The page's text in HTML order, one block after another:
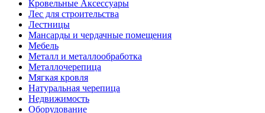
Кровельные Аксессуары
Лес для строительства
Лестницы
Мансарды и чердачные помещения
Мебель
Металл и металлообработка
Металлочерепица
Мягкая кровля
Натуральная черепица
Недвижимость
Оборудование